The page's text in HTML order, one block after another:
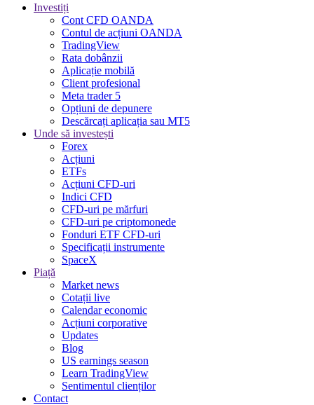
Investiți
Cont CFD OANDA
Contul de acțiuni OANDA
TradingView
Rata dobânzii
Aplicație mobilă
Client profesional
Meta trader 5
Opțiuni de depunere
Descărcați aplicația sau MT5
Unde să investești
Forex
Acțiuni
ETFs
Acțiuni CFD-uri
Indici CFD
CFD-uri pe mărfuri
CFD-uri pe criptomonede
Fonduri ETF CFD-uri
Specificații instrumente
SpaceX
Piață
Market news
Cotații live
Calendar economic
Acțiuni corporative
Updates
Blog
US earnings season
Learn TradingView
Sentimentul clienților
Contact